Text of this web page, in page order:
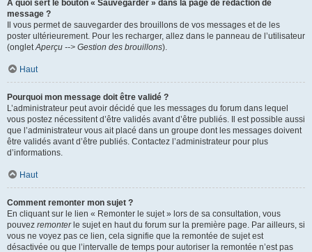
À quoi sert le bouton « Sauvegarder » dans la page de rédaction de
message ?
Il vous permet de sauvegarder des brouillons de vos messages et de les
poster ultérieurement. Pour les recharger, allez dans le panneau de l’utilisateur
(ongletAperçu --> Gestion des brouillons).
Haut
Pourquoi mon message doit être validé ?
L’administrateur peut avoir décidé que les messages du forum dans lequel
vous postez nécessitent d’être validés avant d’être publiés. Il est possible aussi
que l’administrateur vous ait placé dans un groupe dont les messages doivent
être validés avant d’être publiés. Contactez l’administrateur pour plus
d’informations.
Haut
Comment remonter mon sujet ?
En cliquant sur le lien « Remonter le sujet » lors de sa consultation, vous
pouvez remonterle sujet en haut du forum sur la première page. Par ailleurs, si
vous ne voyez pas ce lien, cela signifie que la remontée de sujet est
désactivée ou que l’intervalle de temps pour autoriser la remontée n’est pas